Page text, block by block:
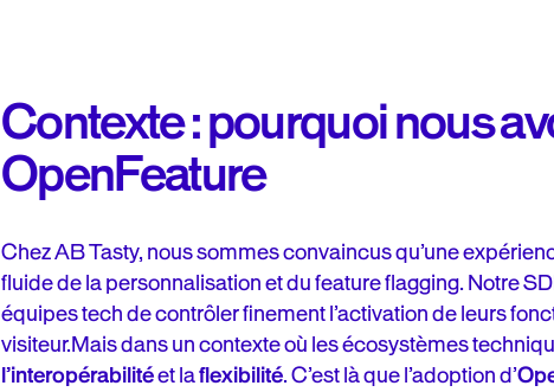
Contexte : pourquoi nous
OpenFeature
Chez AB Tasty, nous sommes convaincus qu’une
fluide de la personnalisation et du feature flagging. Notre
équipes tech de contrôler finement l’activation de leurs
visiteur.Mais dans un contexte où les écosystèmes
l’interopérabilitéet laflexibilité. C’est là que l’adoption d’